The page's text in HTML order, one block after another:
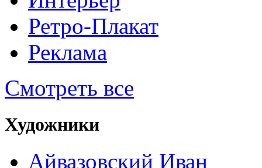
Ретро-Плакат
Реклама
Смотреть все
Художники
Айвазовский Иван